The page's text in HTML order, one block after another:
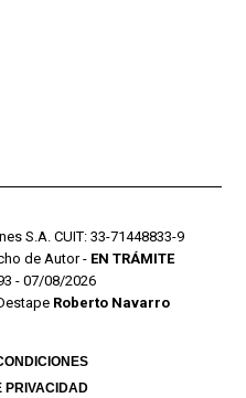
S.A. CUIT: 33-71448833-9
de Autor - EN TRÁMITE
- 07/08/2026
Roberto Navarro
PRIVACIDAD